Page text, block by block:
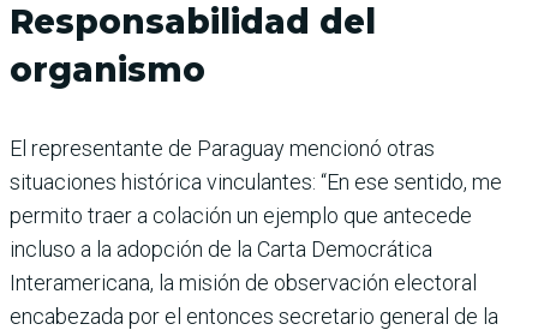
Responsabilidad del
organismo
El representante de Paraguay mencionó otras
situaciones histórica vinculantes: “En ese sentido, me
permito traer a colación un ejemplo que antecede
incluso a la adopción de la Carta Democrática
Interamericana, la misión de observación electoral
encabezada por el entonces secretario general de la